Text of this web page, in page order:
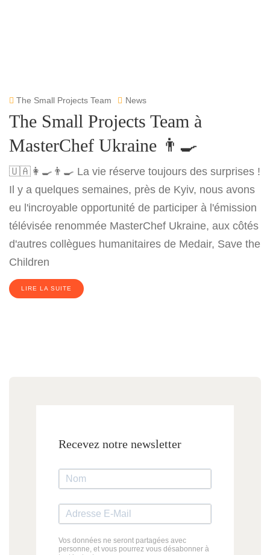
The Small Projects Team News
The Small Projects Team à
MasterChef Ukraine 👨‍🍳
🇺🇦👩‍🍳👨‍🍳 La vie réserve toujours des surprises !
Il y a quelques semaines, près de Kyiv, nous avons
eu l'incroyable opportunité de participer à l'émission
télévisée renommée MasterChef Ukraine, aux côtés
d'autres collègues humanitaires de Medair, Save the
Children
LIRE LA SUITE
Recevez notre newsletter
Vos données ne seront partagées avec
personne, et vous pourrez vous désabonner à